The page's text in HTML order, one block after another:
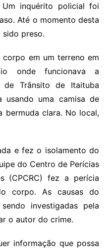
Um inquérito policial foi
Até o momento desta
sido preso.
em um terreno em
onde funcionava a
de Trânsito de Itaituba
usando uma camisa de
bermuda clara. No local,
e fez o isolamento do
do Centro de Perícias
(CPCRC) fez a perícia
corpo. As causas do
investigadas pela
o autor do crime.
informação que possa